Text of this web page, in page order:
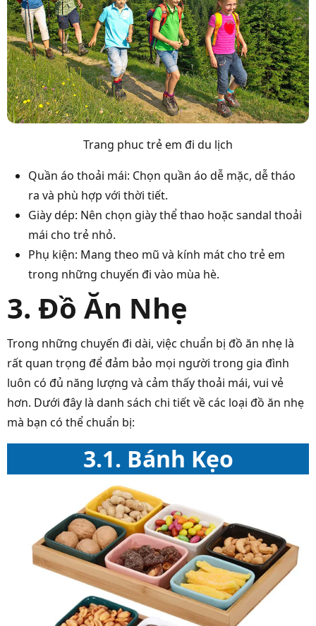
Trang phuc trẻ em đi du lịch
Quần áo thoải mái: Chọn quần áo dễ mặc, dễ tháo
ra và phù hợp với thời tiết.
Giày dép: Nên chọn giày thể thao hoặc sandal thoải
mái cho trẻ nhỏ.
Phụ kiện: Mang theo mũ và kính mát cho trẻ em
trong những chuyến đi vào mùa hè.
3. Đồ Ăn Nhẹ
Trong những chuyến đi dài, việc chuẩn bị đồ ăn nhẹ là
rất quan trọng để đảm bảo mọi người trong gia đình
luôn có đủ năng lượng và cảm thấy thoải mái, vui vẻ
hơn. Dưới đây là danh sách chi tiết về các loại đồ ăn nhẹ
mà bạn có thể chuẩn bị:
3.1. Bánh Kẹo